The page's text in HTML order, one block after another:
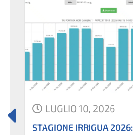
LUGLIO 10, 2026
STAGIONE IRRIGUA 2026: